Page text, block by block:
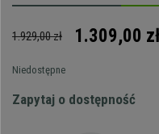
1.929,00 zł 1.309,00 zł
Niedostępne
Zapytaj o dostępność